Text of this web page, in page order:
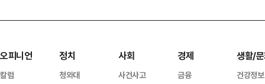
오피니언
칼럼
정치
청와대
사회
사건사고
경제
금융
생활/
건강정보